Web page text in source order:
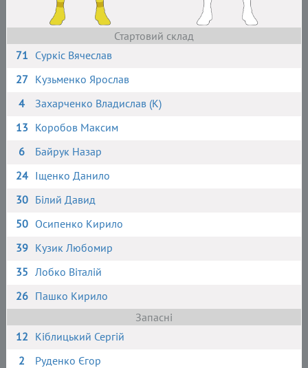
Стартовий склад
71 Суркіс Вячеслав
27 Кузьменко Ярослав
4
Захарченко Владислав (К)
13 Коробов Максим
6
Байрук Назар
24 Іщенко Данило
30 Білий Давид
50 Осипенко Кирило
39 Кузик Любомир
35 Лобко Віталій
26 Пашко Кирило
Запасні
12 Кіблицький Сергій
2
Руденко Єгор